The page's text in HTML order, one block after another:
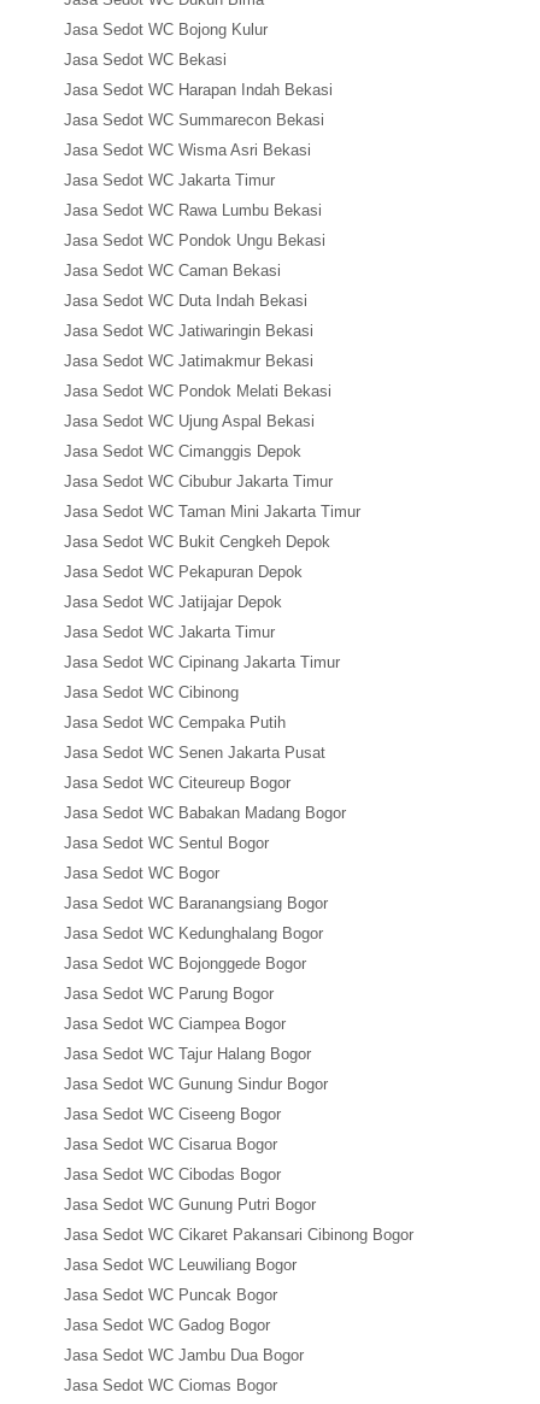
Jasa Sedot WC Bojong Kulur
Jasa Sedot WC Bekasi
Jasa Sedot WC Harapan Indah Bekasi
Jasa Sedot WC Summarecon Bekasi
Jasa Sedot WC Wisma Asri Bekasi
Jasa Sedot WC Jakarta Timur
Jasa Sedot WC Rawa Lumbu Bekasi
Jasa Sedot WC Pondok Ungu Bekasi
Jasa Sedot WC Caman Bekasi
Jasa Sedot WC Duta Indah Bekasi
Jasa Sedot WC Jatiwaringin Bekasi
Jasa Sedot WC Jatimakmur Bekasi
Jasa Sedot WC Pondok Melati Bekasi
Jasa Sedot WC Ujung Aspal Bekasi
Jasa Sedot WC Cimanggis Depok
Jasa Sedot WC Cibubur Jakarta Timur
Jasa Sedot WC Taman Mini Jakarta Timur
Jasa Sedot WC Bukit Cengkeh Depok
Jasa Sedot WC Pekapuran Depok
Jasa Sedot WC Jatijajar Depok
Jasa Sedot WC Jakarta Timur
Jasa Sedot WC Cipinang Jakarta Timur
Jasa Sedot WC Cibinong
Jasa Sedot WC Cempaka Putih
Jasa Sedot WC Senen Jakarta Pusat
Jasa Sedot WC Citeureup Bogor
Jasa Sedot WC Babakan Madang Bogor
Jasa Sedot WC Sentul Bogor
Jasa Sedot WC Bogor
Jasa Sedot WC Baranangsiang Bogor
Jasa Sedot WC Kedunghalang Bogor
Jasa Sedot WC Bojonggede Bogor
Jasa Sedot WC Parung Bogor
Jasa Sedot WC Ciampea Bogor
Jasa Sedot WC Tajur Halang Bogor
Jasa Sedot WC Gunung Sindur Bogor
Jasa Sedot WC Ciseeng Bogor
Jasa Sedot WC Cisarua Bogor
Jasa Sedot WC Cibodas Bogor
Jasa Sedot WC Gunung Putri Bogor
Jasa Sedot WC Cikaret Pakansari Cibinong Bogor
Jasa Sedot WC Leuwiliang Bogor
Jasa Sedot WC Puncak Bogor
Jasa Sedot WC Gadog Bogor
Jasa Sedot WC Jambu Dua Bogor
Jasa Sedot WC Ciomas Bogor